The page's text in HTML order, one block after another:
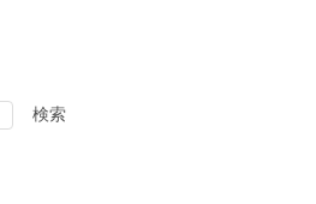
検索